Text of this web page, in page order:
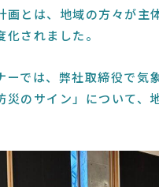
画とは、地域の方々が主
化されました。
ーでは、弊社取締役で気
災のサイン」について、